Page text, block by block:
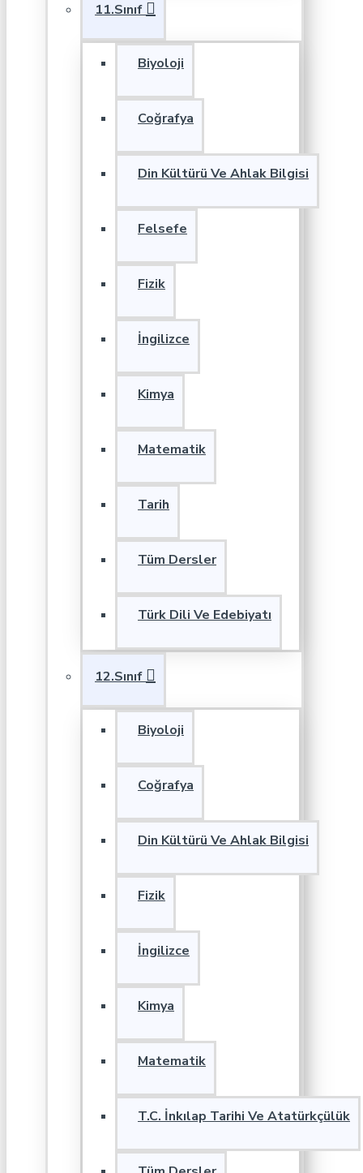
11.Sınıf
Biyoloji
Coğrafya
Din Kültürü Ve Ahlak Bilgisi
Felsefe
Fizik
İngilizce
Kimya
Matematik
Tarih
Tüm Dersler
Türk Dili Ve Edebiyatı
12.Sınıf
Biyoloji
Coğrafya
Din Kültürü Ve Ahlak Bilgisi
Fizik
İngilizce
Kimya
Matematik
T.C. İnkılap Tarihi Ve Atatürkçülük